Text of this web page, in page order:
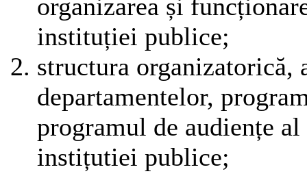
organizarea și
instituției publice;
structura organizatorică,
departamentelor,
programul de audiențe
instițutiei publice;